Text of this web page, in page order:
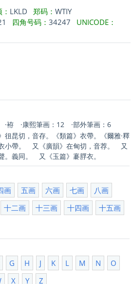
LKLD 郑码： WTIY
四角号码： 34247 UNICODE：
·袸 ·康熙筆画：12 ·部外筆画：6
徂昆切，音存。《類篇》衣帶。《爾雅·釋
小帶。 又《廣韻》在甸切，音荐。 又
。義同。 又《玉篇》褰脬衣。
画 五画 六画 七画
八画
十二画 十三画 十四画
十五画
G H J K L M N
O
X Y Z